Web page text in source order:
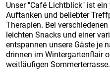
Unser "Café Lichtblick" ist
Auftanken und beliebter
Therapien. Bei
leichten Snacks und einer
entspannen unsere Gäste je
drinnen im Wintergartenflair
weitläufigen Sommerterrasse.